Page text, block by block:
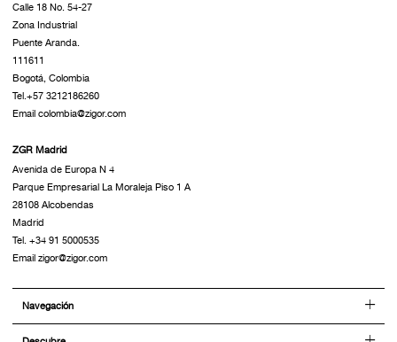
Calle 18 No. 54-27
Zona Industrial
Puente Aranda.
111611
Bogotá, Colombia
Tel.+57 3212186260
Email colombia@zigor.com
ZGR Madrid
Avenida de Europa N 4
Parque Empresarial La Moraleja Piso 1 A
28108 Alcobendas
Madrid
Tel. +34 91 5000535
Email zigor@zigor.com
Navegación